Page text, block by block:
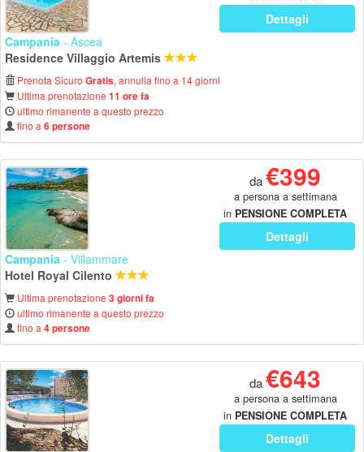
Dettagli
Campania - Ascea
Residence Villaggio Artemis
Prenota Sicuro Gratis, annulla fino a 14 giorni
Ultima prenotazione 11 ore fa
ultimo rimanente a questo prezzo
fino a 6 persone
da€399
a persona a settimana
in PENSIONE COMPLETA
Dettagli
Campania - Villammare
Hotel Royal Cilento
Ultima prenotazione 3 giorni fa
ultimo rimanente a questo prezzo
fino a 4 persone
da€643
a persona a settimana
in PENSIONE COMPLETA
Dettagli